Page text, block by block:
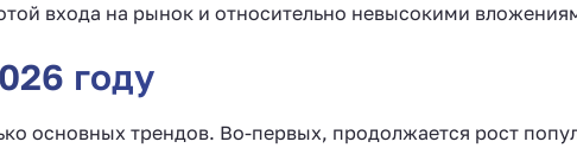
входа на рынок и относительно невысокими
году
основных трендов. Во-первых, продолжается рост